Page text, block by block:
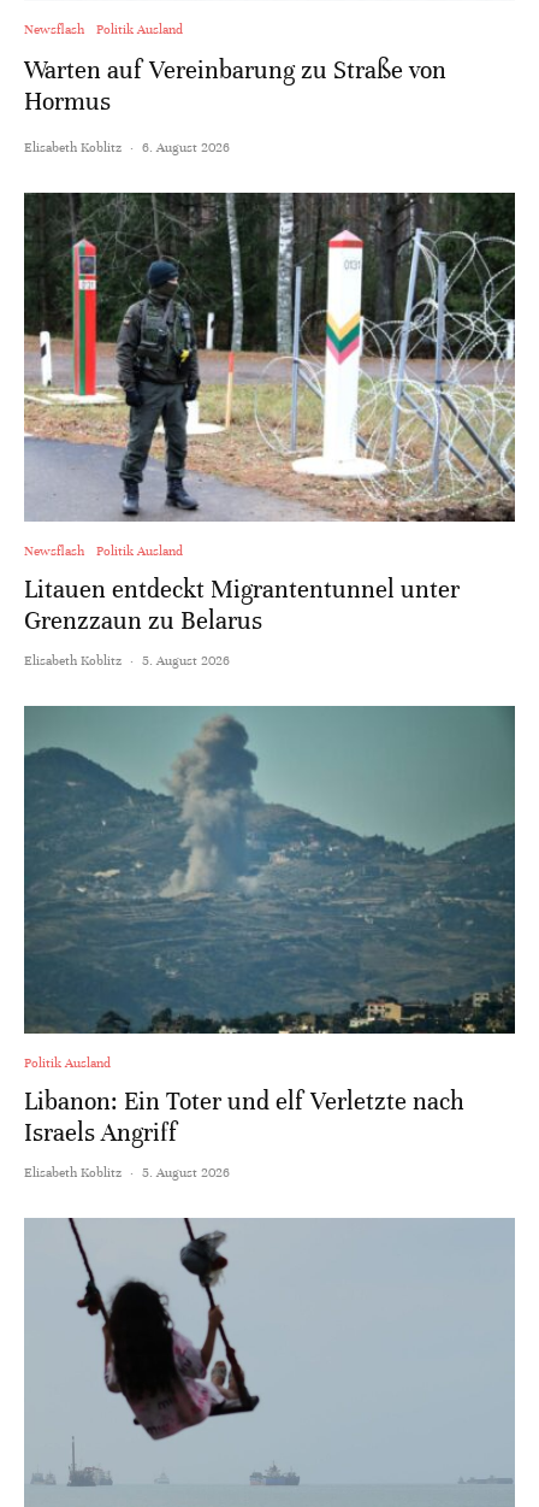
Newsflash Politik Ausland
Warten auf Vereinbarung zu Straße von
Hormus
Elisabeth Koblitz · 6. August 2026
Newsflash Politik Ausland
Litauen entdeckt Migrantentunnel unter
Grenzzaun zu Belarus
Elisabeth Koblitz · 5. August 2026
Politik Ausland
Libanon: Ein Toter und elf Verletzte nach
Israels Angriff
Elisabeth Koblitz · 5. August 2026